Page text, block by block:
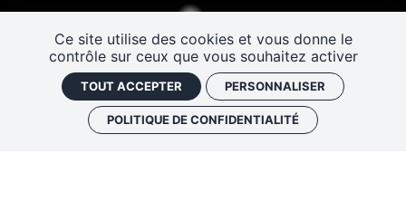
Ce site utilise des cookies et vous donne le
contrôle sur ceux que vous souhaitez activer
TOUT ACCEPTER PERSONNALISER
POLITIQUE DE CONFIDENTIALITÉ